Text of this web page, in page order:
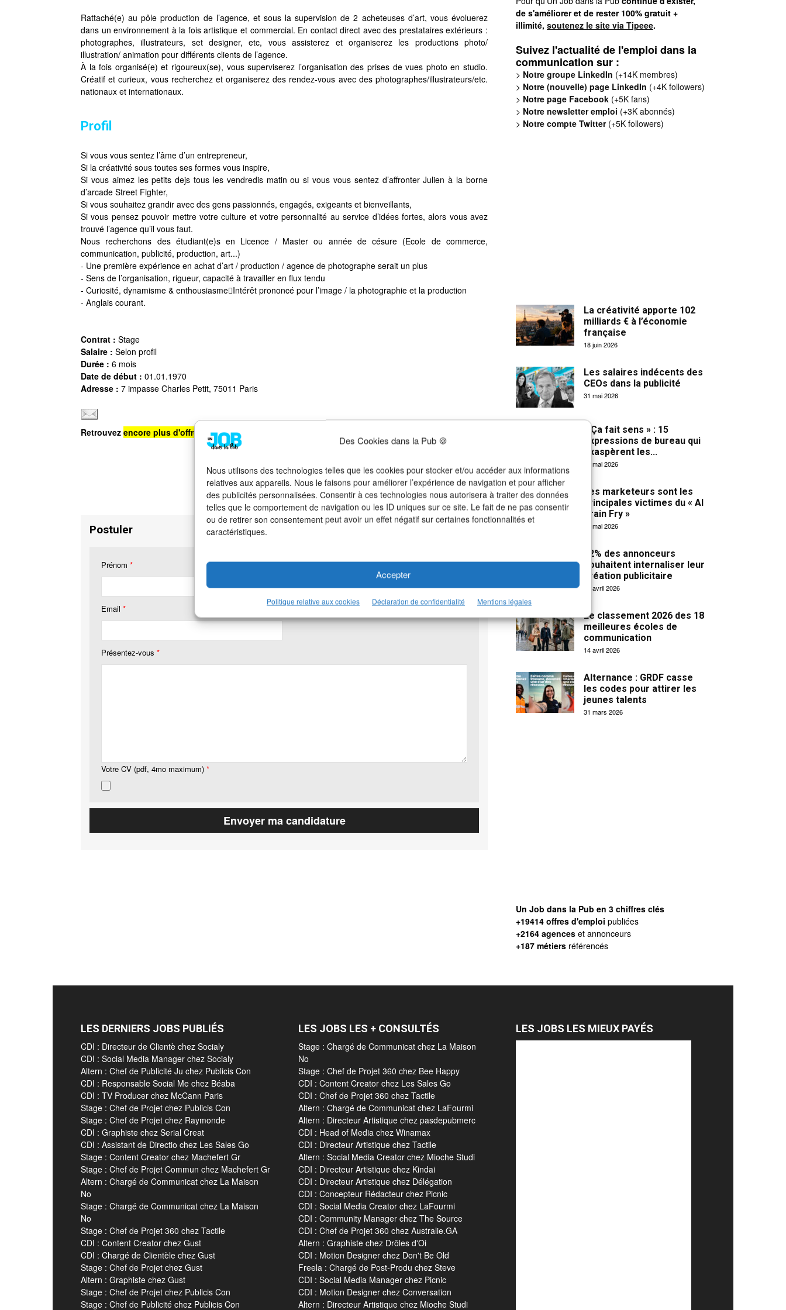
Des Cookies dans la Pub 🍪
Nous utilisons des technologies telles que les cookies pour stocker et/ou accéder aux informations
relatives aux appareils. Nous le faisons pour améliorer l’expérience de navigation et pour afficher
des publicités personnalisées. Consentir à ces technologies nous autorisera à traiter des données
telles que le comportement de navigation ou les ID uniques sur ce site. Le fait de ne pas consentir
ou de retirer son consentement peut avoir un effet négatif sur certaines fonctionnalités et
caractéristiques.
Accepter
Politique relative aux cookies Déclaration de confidentialité Mentions légales
Rattaché(e) au pôle production de l’agence, et sous la supervision de 2 acheteuses d’art, vous évoluerez
dans un environnement à la fois artistique et commercial. En contact direct avec des prestataires extérieurs :
photographes, illustrateurs, set designer, etc, vous assisterez et organiserez les productions photo/
illustration/ animation pour différents clients de l’agence.
À la fois organisé(e) et rigoureux(se), vous superviserez l’organisation des prises de vues photo en studio.
Créatif et curieux, vous recherchez et organiserez des rendez-vous avec des photographes/illustrateurs/etc.
nationaux et internationaux.
Profil
Si vous vous sentez l’âme d’un entrepreneur,
Si la créativité sous toutes ses formes vous inspire,
Si vous aimez les petits dejs tous les vendredis matin ou si vous vous sentez d’affronter Julien à la borne
d’arcade Street Fighter,
Si vous souhaitez grandir avec des gens passionnés, engagés, exigeants et bienveillants,
Si vous pensez pouvoir mettre votre culture et votre personnalité au service d’idées fortes, alors vous avez
trouvé l’agence qu’il vous faut.
Nous recherchons des étudiant(e)s en Licence / Master ou année de césure (Ecole de commerce,
communication, publicité, production, art...)
- Une première expérience en achat d’art / production / agence de photographe serait un plus
- Sens de l’organisation, rigueur, capacité à travailler en flux tendu
- Curiosité, dynamisme & enthousiasmeIntérêt prononcé pour l’image / la photographie et la production
- Anglais courant.
Contrat : Stage
Salaire : Selon profil
Durée : 6 mois
Date de début : 01.01.1970
Adresse : 7 impasse Charles Petit, 75011 Paris
Retrouvez encore plus d'offres d'emploisur notre page LinkedIn >
Postuler
Prénom * Nom*
Email *
Présentez-vous *
Votre CV (pdf, 4mo maximum) *
de s'améliorer et de rester 100% gratuit +
illimité, soutenez le site via Tipeee.
Suivez l'actualité de l'emploi dans la
communication sur :
> Notre groupe LinkedIn (+14K membres)
> Notre (nouvelle) page LinkedIn (+4K followers)
> Notre page Facebook (+5K fans)
> Notre newsletter emploi (+3K abonnés)
> Notre compte Twitter(+5K followers)
La créativité apporte 102
milliards € à l’économie
française
18 juin 2026
Les salaires indécents des
CEOs dans la publicité
31 mai 2026
« Ça fait sens » : 15
expressions de bureau qui
exaspèrent les...
27 mai 2026
Les marketeurs sont les
principales victimes du « AI
Brain Fry »
19 mai 2026
32% des annonceurs
souhaitent internaliser leur
création publicitaire
15 avril 2026
Le classement 2026 des 18
meilleures écoles de
communication
14 avril 2026
Alternance : GRDF casse
les codes pour attirer les
jeunes talents
31 mars 2026
Un Job dans la Pub en 3 chiffres clés
+19414 offres d'emploi publiées
+2164 agences et annonceurs
+187 métiers référencés
LES DERNIERS JOBS PUBLIÉS
CDI : Directeur de Clientè chez Socialy
CDI : Social Media Manager chez Socialy
Altern : Chef de Publicité Ju chez Publicis Con
CDI : Responsable Social Me chez Béaba
CDI : TV Producer chez McCann Paris
Stage : Chef de Projet chez Publicis Con
Stage : Chef de Projet chez Raymonde
CDI : Graphiste chez Serial Creat
CDI : Assistant de Directio chez Les Sales Go
Stage : Content Creator chez Machefert Gr
Stage : Chef de Projet Commun chez Machefert Gr
Altern : Chargé de Communicat chez La Maison
No
Stage : Chargé de Communicat chez La Maison
No
Stage : Chef de Projet 360 chez Tactile
CDI : Content Creator chez Gust
CDI : Chargé de Clientèle chez Gust
Stage : Chef de Projet chez Gust
Altern : Graphiste chez Gust
Stage : Chef de Projet chez Publicis Con
Stage : Chef de Publicité chez Publicis Con
LES JOBS LES + CONSULTÉS
Stage : Chargé de Communicat chez La Maison
No
Stage : Chef de Projet 360 chez Bee Happy
CDI : Content Creator chez Les Sales Go
CDI : Chef de Projet 360 chez Tactile
Altern : Chargé de Communicat chez LaFourmi
Altern : Directeur Artistique chez pasdepubmerc
CDI : Head of Media chez Winamax
CDI : Directeur Artistique chez Tactile
Altern : Social Media Creator chez Mioche Studi
CDI : Directeur Artistique chez Kindai
CDI : Directeur Artistique chez Délégation
CDI : Concepteur Rédacteur chez Picnic
CDI : Social Media Creator chez LaFourmi
CDI : Community Manager chez The Source
CDI : Chef de Projet 360 chez Australie.GA
Altern : Graphiste chez Drôles d'Oi
CDI : Motion Designer chez Don't Be Old
Freela : Chargé de Post-Produ chez Steve
CDI : Social Media Manager chez Picnic
CDI : Motion Designer chez Conversation
Altern : Directeur Artistique chez Mioche Studi
LES JOBS LES MIEUX PAYÉS